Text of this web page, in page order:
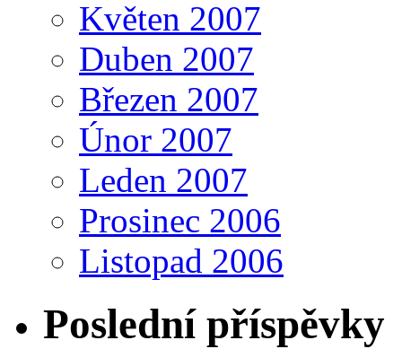
Květen 2007
Duben 2007
Březen 2007
Únor 2007
Leden 2007
Prosinec 2006
Listopad 2006
Poslední příspěvky